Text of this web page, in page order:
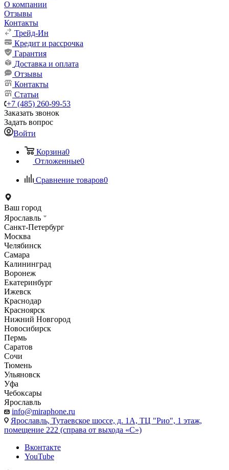
О компании
Отзывы
Контакты
Трейд-Ин
Кредит и рассрочка
Гарантия
Доставка и оплата
Отзывы
Контакты
Статьи
+7 (485) 260-99-53
Заказать звонок
Задать вопрос
Войти
Корзина0
Отложенные0
Сравнение товаров0
Ваш город
Ярославль
Санкт-Петербург
Москва
Челябинск
Самара
Калининград
Воронеж
Екатеринбург
Ижевск
Краснодар
Красноярск
Нижний Новгород
Новосибирск
Пермь
Саратов
Сочи
Тюмень
Ульяновск
Уфа
Чебоксары
Ярославль
info@miraphone.ru
Ярославль, Тутаевское шоссе, д. 1А, ТЦ "Рио", 1 этаж,
помещение 222 (справа от выхода «С»)
Вконтакте
YouTube